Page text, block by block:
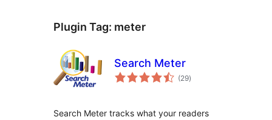
Plugin Tag: meter
Search Meter
(29total
ratings
)
Search Meter tracks what your readers